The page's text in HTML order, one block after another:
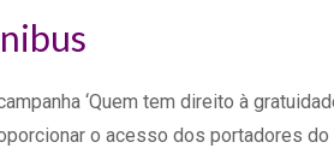
‘Quem tem direito à
o acesso dos portadores do